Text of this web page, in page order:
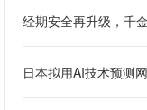
经期安全再升级，千
日本拟用AI技术预测